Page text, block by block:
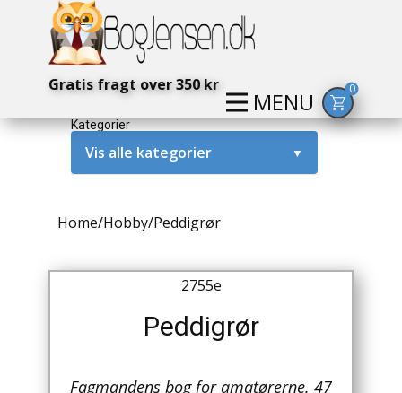
MENU
Gratis fragt over 350 kr 0
Kategorier
Vis alle kategorier ▼
Amerika / USA
Anden Verdenskrig
Antikke / Specielle Bøger
Home/Hobby/Peddigrør
2755e
Peddigrør
Fagmandens bog for amatørerne. 47